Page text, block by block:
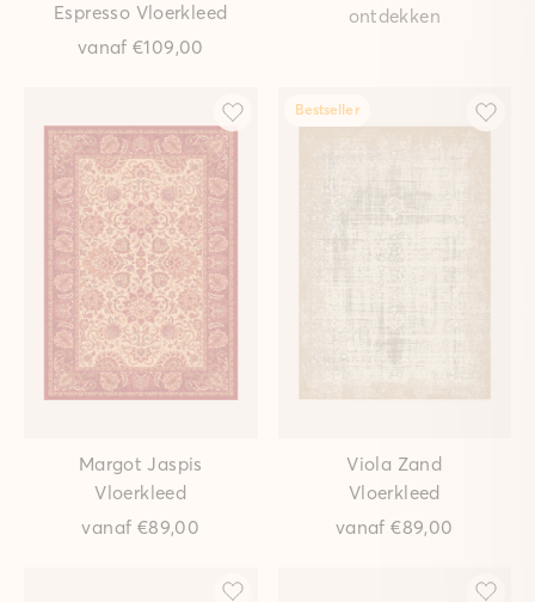
Espresso Vloerkleed
vanaf€109,00
ontdekken
Margot Jaspis
Vloerkleed
vanaf €89,00
Bestseller
Viola Zand
Vloerkleed
vanaf€89,00